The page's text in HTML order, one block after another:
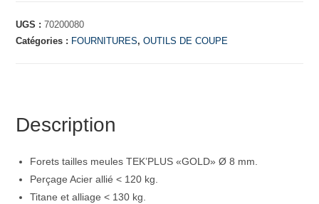
UGS :70200080
Catégories : FOURNITURES,OUTILS DE COUPE
Description
Forets tailles meules TEK’PLUS «GOLD» Ø 8 mm.
Perçage Acier allié < 120 kg.
Titane et alliage < 130 kg.